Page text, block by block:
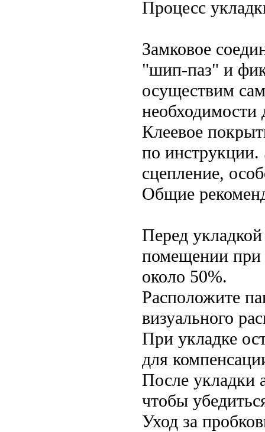
Процесс
Замковое
"шип-паз" и
осуществим
необходимости
Клеевое
по инструкции.
сцепление,
Общие
Перед укладкой
помещении при
около 50%.
Расположите
визуального
При укладке
для
После укладки
чтобы
Уход за